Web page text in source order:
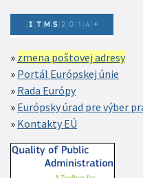
zmena poštovej adresy
Portál Európskej únie
Rada Európy
Európsky úrad pre výber
Kontakty EÚ